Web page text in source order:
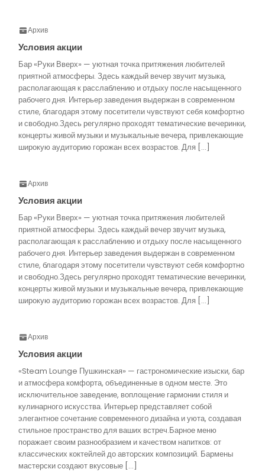
Архив
Условия акции
Бар «Руки Вверх» — уютная точка притяжения любителей
приятной атмосферы. Здесь каждый вечер звучит музыка,
располагающая к расслаблению и отдыху после насыщенного
рабочего дня. Интерьер заведения выдержан в современном
стиле, благодаря этому посетители чувствуют себя комфортно
и свободно.Здесь регулярно проходят тематические вечеринки,
концерты живой музыки и музыкальные вечера, привлекающие
широкую аудиторию горожан всех возрастов. Для […]
Архив
Условия акции
Бар «Руки Вверх» — уютная точка притяжения любителей
приятной атмосферы. Здесь каждый вечер звучит музыка,
располагающая к расслаблению и отдыху после насыщенного
рабочего дня. Интерьер заведения выдержан в современном
стиле, благодаря этому посетители чувствуют себя комфортно
и свободно.Здесь регулярно проходят тематические вечеринки,
концерты живой музыки и музыкальные вечера, привлекающие
широкую аудиторию горожан всех возрастов. Для […]
Архив
Условия акции
«Steam Lounge Пушкинская» — гастрономические изыски, бар
и атмосфера комфорта, объединенные в одном месте. Это
исключительное заведение, воплощение гармонии стиля и
кулинарного искусства. Интерьер представляет собой
элегантное сочетание современного дизайна и уюта, создавая
стильное пространство для ваших встреч.Барное меню
поражает своим разнообразием и качеством напитков: от
классических коктейлей до авторских композиций. Бармены
мастерски создают вкусовые […]